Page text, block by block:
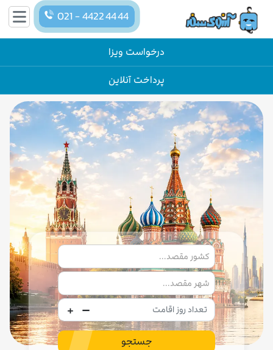
021 - 4422 44 44
درخواست ویزا
پرداخت آنلاین
+ -
جستجو